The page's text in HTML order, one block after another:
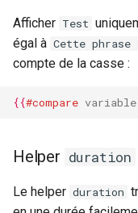
Helper links
Helper copy
Exemple
Helper json
Exemple
Afficher Test
égal à Cette phrase
compte de la casse :
{{#compare variable
Helper duration
Le helper duration